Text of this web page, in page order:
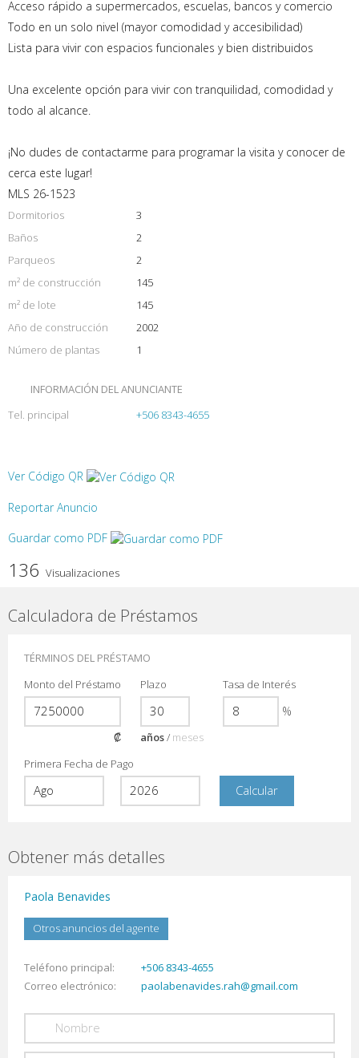
Acceso rápido a supermercados, escuelas, bancos y comercio
Todo en un solo nivel (mayor comodidad y accesibilidad)
Lista para vivir con espacios funcionales y bien distribuidos
Una excelente opción para vivir con tranquilidad, comodidad y
todo al alcance.
¡No dudes de contactarme para programar la visita y conocer de
cerca este lugar!
MLS 26-1523
Dormitorios
3
Baños
2
Parqueos
2
m² de construcción
145
m² de lote
145
Año de construcción
2002
Número de plantas
1
INFORMACIÓN DEL ANUNCIANTE
Tel. principal
+506 8343-4655
Ver Código QR
Reportar Anuncio
Guardar como PDF
136 Visualizaciones
Calculadora de Préstamos
TÉRMINOS DEL PRÉSTAMO
Monto del Préstamo
₡
Plazo
años/ meses
Tasa de Interés
%
Primera Fecha de Pago
Obtener más detalles
Paola Benavides
Otros anuncios del agente
Teléfono principal
+506 8343-4655
Correo electrónico
paolabenavides.rah@gmail.com